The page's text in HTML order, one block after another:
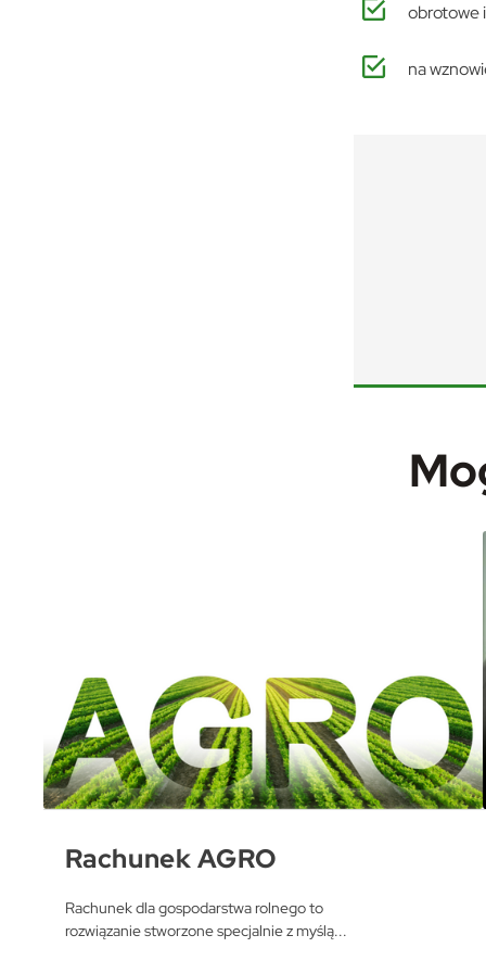
obrotowe
na
Rachunek AGRO
Rachunek dla gospodarstwa rolnego to
rozwiązanie stworzone specjalnie z myślą...